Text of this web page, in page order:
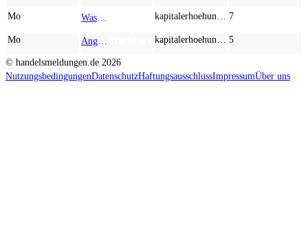
Mo 7
Mo 5
© handelsmeldungen.de 2026
NutzungsbedingungenDatenschutzHaftungsausschlussImpressumÜber uns